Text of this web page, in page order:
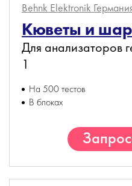
Behnk Elektronik
Кюветы и
Для анализаторов
1
На 500 тестов
В блоках